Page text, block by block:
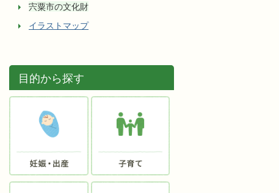
宍粟市の文化財
イラストマップ
目的から探す